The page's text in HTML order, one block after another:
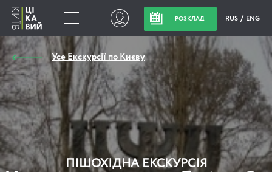
РОЗКЛАД RUS ENG
Усе Екскурсії по Києву
ПІШОХІДНА ЕКСКУРСІЯ